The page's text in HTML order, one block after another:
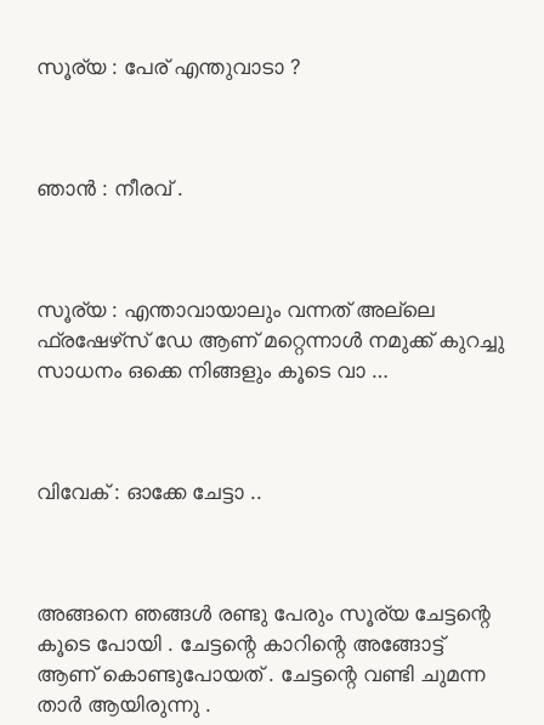
സൂര്യ : പേര് എന്തുവാടാ ?
ഞാൻ : നീരവ് .
സൂര്യ : എന്താവായാലും വന്നത് അല്ലെ
ഫ്രഷേഴ്‌സ് ഡേ ആണ് മറ്റെന്നാൾ നമുക്ക് കുറച്ചു
സാധനം ഒക്കെ നിങ്ങളും കൂടെ വാ …
വിവേക് : ഓക്കേ ചേട്ടാ ..
അങ്ങനെ ഞങ്ങൾ രണ്ടു പേരും സൂര്യ ചേട്ടന്റെ
കൂടെ പോയി . ചേട്ടന്റെ കാറിന്റെ അങ്ങോട്ട്
ആണ് കൊണ്ടുപോയത് . ചേട്ടന്റെ വണ്ടി ചുമന്ന
താർ ആയിരുന്നു .